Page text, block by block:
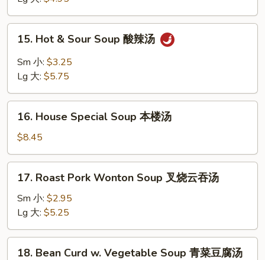
蛋
花
Hot
Sour
酸
15. Hot & Sour Soup 酸辣汤
Sm 小: $3.25
Lg 大: $5.75
House
Special
Soup
本
16. House Special Soup 本楼汤
$8.45
Roast
Pork
Wonton
Soup
叉
17. Roast Pork Wonton Soup 叉烧云吞汤
Sm 小: $2.95
Lg 大: $5.25
18. Bean Curd w. Vegetable Soup 青菜豆腐汤